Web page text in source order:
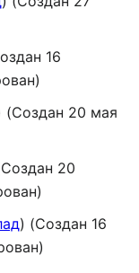
16
(Создан 20 мая
20
(Создан 16